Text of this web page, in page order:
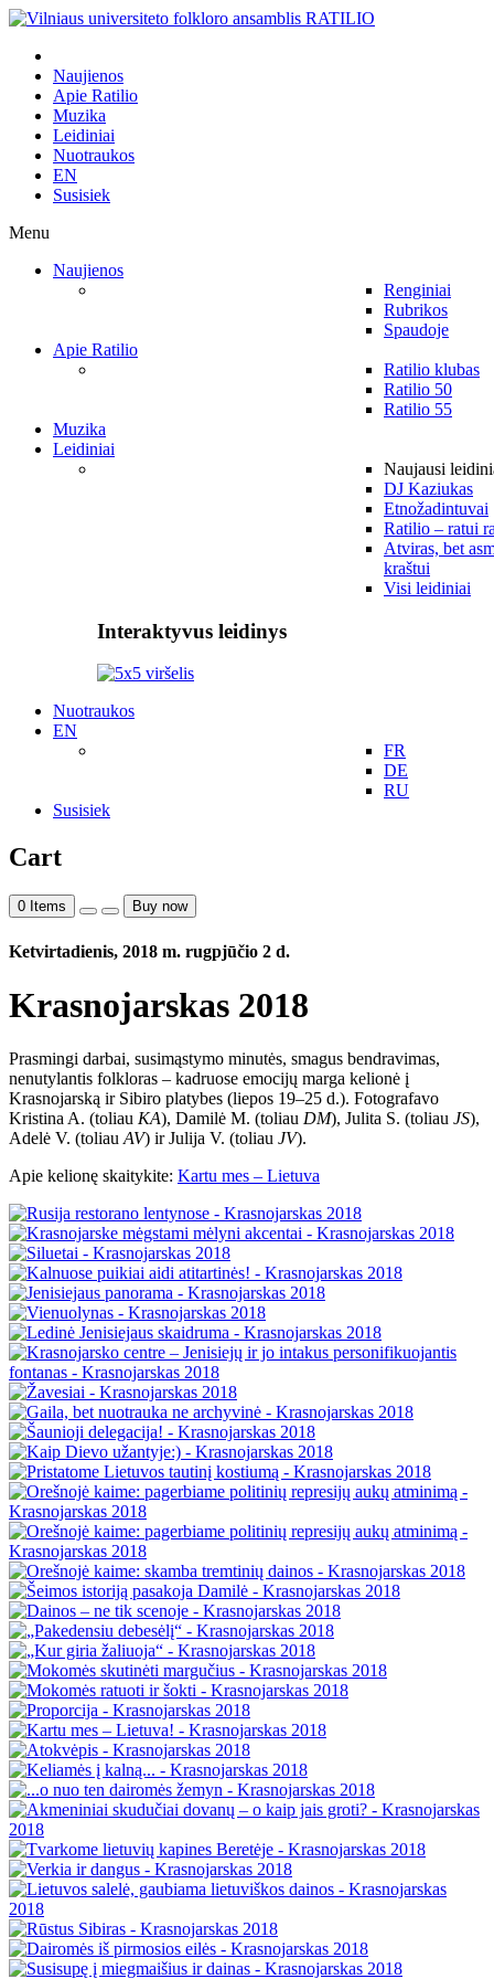
Naujienos
Apie Ratilio
Muzika
Leidiniai
Nuotraukos
EN
Susisiek
Menu
Naujienos
Renginiai
Rubrikos
Spaudoje
Apie Ratilio
Ratilio klubas
Ratilio 50
Ratilio 55
Muzika
Leidiniai
Naujausi
DJ Kaziukas
Etnožadintuvai
Ratilio – ratui
Atviras, bet
kraštui
Visi leidiniai
Interaktyvus leidinys
Nuotraukos
EN
FR
DE
RU
Susisiek
Cart
0 Items Buy now
Ketvirtadienis, 2018 m. rugpjūčio 2 d.
Krasnojarskas 2018
Prasmingi darbai, susimąstymo minutės, smagus bendravimas,
nenutylantis folkloras – kadruose emocijų marga kelionė į
Krasnojarską ir Sibiro platybes (liepos 19–25 d.). Fotografavo
Kristina A. (toliau KA), Damilė M. (toliau DM), Julita S. (toliau JS),
Adelė V. (toliau AV) ir Julija V. (toliau JV).
Apie kelionę skaitykite: Kartu mes – Lietuva